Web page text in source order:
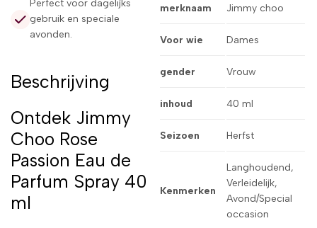
Perfect voor dagelijks
gebruik en speciale
avonden.
Beschrijving
Ontdek Jimmy
Choo Rose
Passion Eau de
Parfum Spray 40
ml
merknaam Jimmy choo
Voor wie Dames
gender Vrouw
inhoud 40 ml
Seizoen Herfst
Kenmerken
Langhoudend,
Verleidelijk,
Avond/Special
occasion